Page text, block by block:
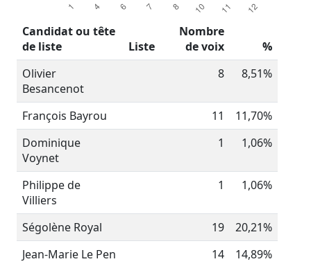
Candidat ou tête
de liste
Liste
Nombre
de voix
%
Olivier
Besancenot
8 8,51%
François Bayrou 11
11,70%
Dominique
Voynet
1 1,06%
Philippe de
Villiers
1 1,06%
Ségolène Royal 19
20,21%
Jean-Marie Le Pen
14
14,89%